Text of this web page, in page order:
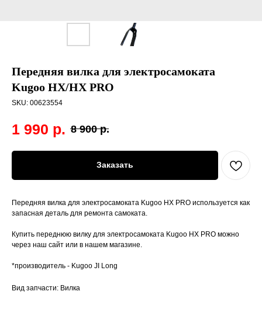
Передняя вилка для электросамоката
Kugoo HX/HX PRO
SKU: 00623554
1 990 р. 8 900 р.
Заказать
Передняя вилка для электросамоката Kugoo HX PRO используется как
запасная деталь для ремонта самоката.
Купить переднюю вилку для электросамоката Kugoo HX PRO можно
через наш сайт или в нашем магазине.
*производитель - Kugoo JI Long
Вид запчасти: Вилка